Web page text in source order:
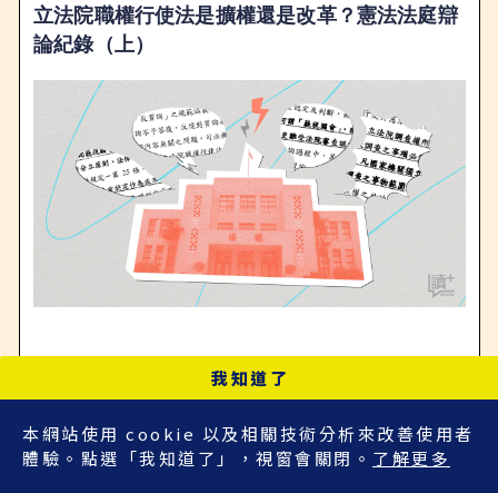
立法院職權行使法是擴權還是改革？憲法法庭辯
論紀錄（上）
本網站使用 cookie 以及相關技術分析來改善使用者
體驗。點選「我知道了」，視窗會關閉。 了解更多
我知道了